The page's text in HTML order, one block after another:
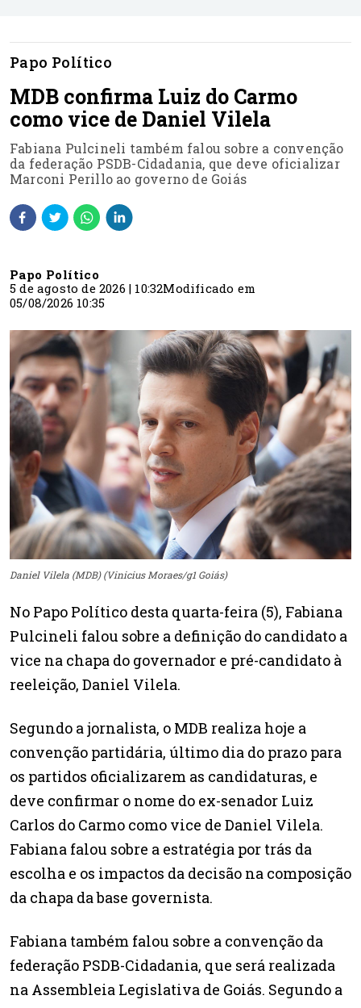
Papo Político
MDB confirma Luiz do Carmo
como vice de Daniel Vilela
Fabiana Pulcineli também falou sobre a convenção
da federação PSDB-Cidadania, que deve oficializar
Marconi Perillo ao governo de Goiás
Papo Político
5 de agosto de 2026 | 10:32Modificado em
05/08/2026 10:35
Daniel Vilela (MDB) (Vinicius Moraes/g1 Goiás)
No Papo Político desta quarta-feira (5), Fabiana
Pulcineli falou sobre a definição do candidato a
vice na chapa do governador e pré-candidato à
reeleição, Daniel Vilela.
Segundo a jornalista, o MDB realiza hoje a
convenção partidária, último dia do prazo para
os partidos oficializarem as candidaturas, e
deve confirmar o nome do ex-senador Luiz
Carlos do Carmo como vice de Daniel Vilela.
Fabiana falou sobre a estratégia por trás da
escolha e os impactos da decisão na composição
da chapa da base governista.
Fabiana também falou sobre a convenção da
federação PSDB-Cidadania, que será realizada
na Assembleia Legislativa de Goiás. Segundo a